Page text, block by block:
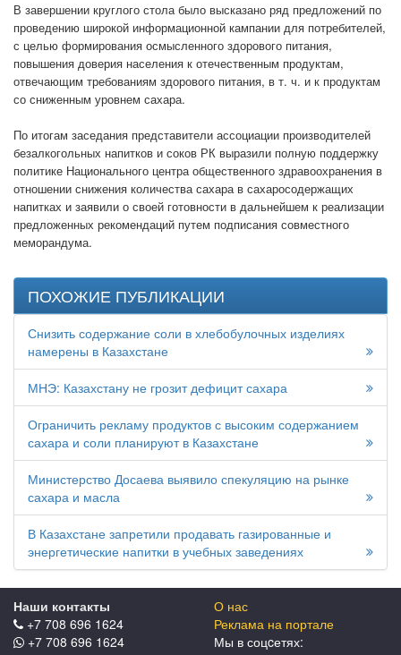
В завершении круглого стола было высказано ряд предложений по
проведению широкой информационной кампании для потребителей,
с целью формирования осмысленного здорового питания,
повышения доверия населения к отечественным продуктам,
отвечающим требованиям здорового питания, в т. ч. и к продуктам
со сниженным уровнем сахара.
По итогам заседания представители ассоциации производителей
безалкогольных напитков и соков РК выразили полную поддержку
политике Национального центра общественного здравоохранения в
отношении снижения количества сахара в сахаросодержащих
напитках и заявили о своей готовности в дальнейшем к реализации
предложенных рекомендаций путем подписания совместного
меморандума.
ПОХОЖИЕ ПУБЛИКАЦИИ
Снизить содержание соли в хлебобулочных изделиях
намерены в Казахстане
МНЭ: Казахстану не грозит дефицит сахара
Ограничить рекламу продуктов с высоким содержанием
сахара и соли планируют в Казахстане
Министерство Досаева выявило спекуляцию на рынке
сахара и масла
В Казахстане запретили продавать газированные и
энергетические напитки в учебных заведениях
Наши контакты
+7 708 696 1624
+7 708 696 1624
О нас
Реклама на портале
Мы в соцcетях: